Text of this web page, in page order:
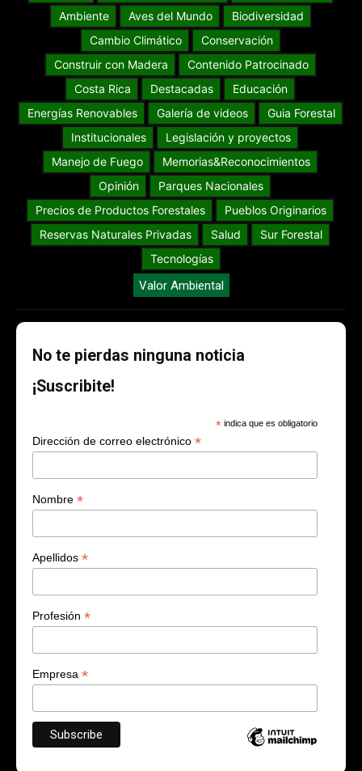
Ambiente
Aves del Mundo
Biodiversidad
Cambio Climático
Conservación
Construir con Madera
Contenido Patrocinado
Costa Rica
Destacadas
Educación
Energías Renovables
Galería de videos
Guia Forestal
Institucionales
Legislación y proyectos
Manejo de Fuego
Memorias&Reconocimientos
Opinión
Parques Nacionales
Precios de Productos Forestales
Pueblos Originarios
Reservas Naturales Privadas
Salud
Sur Forestal
Tecnologías
Valor Ambiental
No te pierdas ninguna noticia
¡Suscribite!
* indica que es obligatorio
Dirección de correo electrónico *
Nombre *
Apellidos *
Profesión *
Empresa *